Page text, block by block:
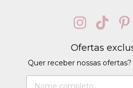
Ofertas
Quer receber nossas